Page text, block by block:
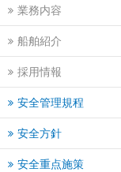
業務内容
船舶紹介
採用情報
安全管理規程
安全方針
安全重点施策